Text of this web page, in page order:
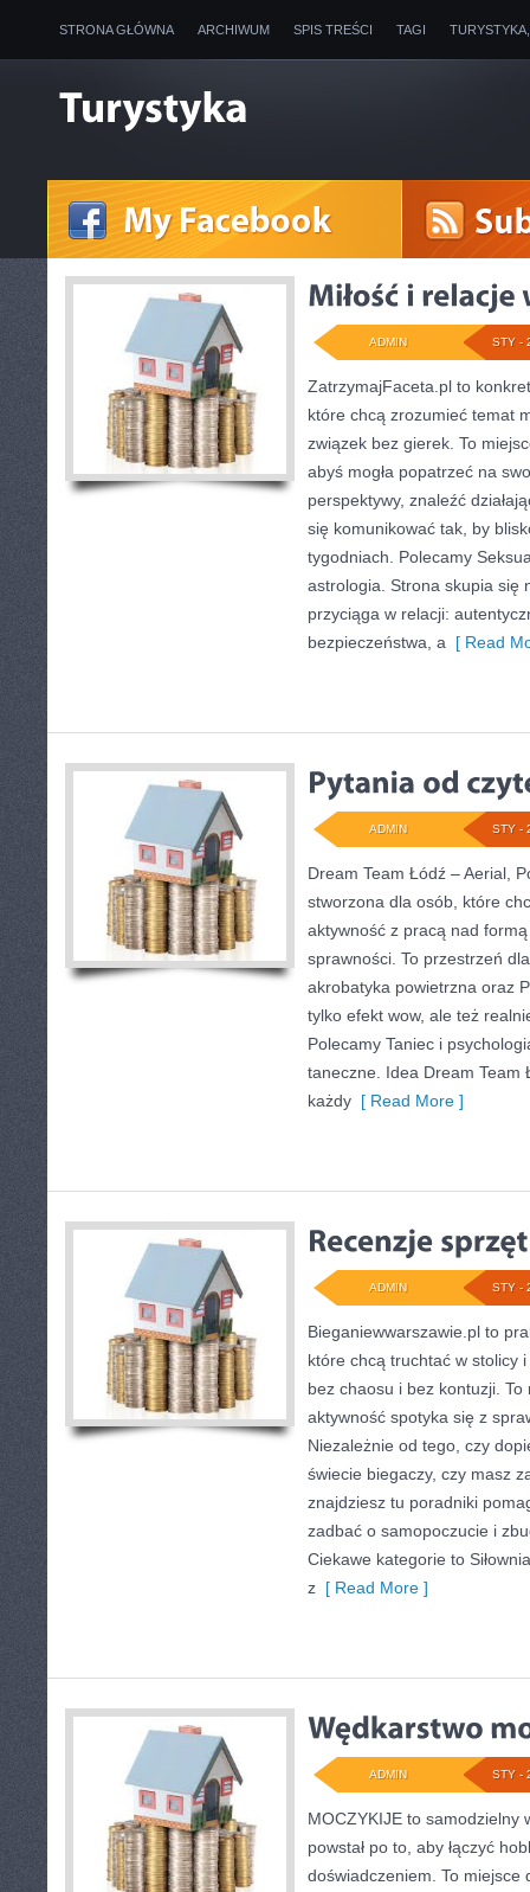
STRONA GŁÓWNA ARCHIWUM SPIS TREŚCI TAGI
STY -
ADMIN
ZatrzymajFaceta.pl to
które chcą zrozumieć temat
związek bez gierek. To
abyś mogła popatrzeć na
perspektywy, znaleźć
się komunikować tak, by
tygodniach. Polecamy
astrologia. Strona skupia się
przyciąga w relacji:
bezpieczeństwa, a [ Read
STY -
ADMIN
Dream Team Łódź – Aerial,
stworzona dla osób, które
aktywność z pracą nad
sprawności. To przestrzeń
akrobatyka powietrzna oraz
tylko efekt wow, ale też
Polecamy Taniec i
taneczne. Idea Dream Team
każdy [ Read More ]
STY -
ADMIN
Bieganiewwarszawie.pl to
które chcą truchtać w stolicy
bez chaosu i bez kontuzji.
aktywność spotyka się z
Niezależnie od tego, czy
świecie biegaczy, czy masz
znajdziesz tu poradniki
zadbać o samopoczucie i
Ciekawe kategorie to
z [ Read More ]
STY -
ADMIN
MOCZYKIJE to samodzielny
powstał po to, aby łączyć
doświadczeniem. To miejsce